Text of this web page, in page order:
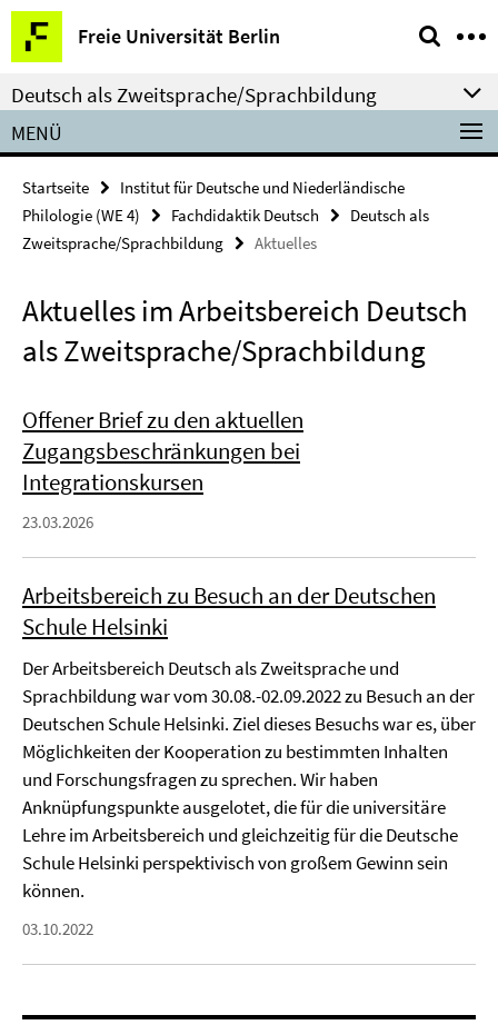
Springe
direkt
zu
Inhalt
Freie Universität Berlin
Service-
Navigation
Deutsch als Zweitsprache/Sprachbildung
MENÜ
Startseite
Institut für Deutsche und Niederländische
Philologie (WE 4)
Fachdidaktik Deutsch
Deutsch als
Zweitsprache/Sprachbildung
Aktuelles
Aktuelles im Arbeitsbereich Deutsch
als Zweitsprache/Sprachbildung
Offener Brief zu den aktuellen
Zugangsbeschränkungen bei
Integrationskursen
23.03.2026
Arbeitsbereich zu Besuch an der Deutschen
Schule Helsinki
Der Arbeitsbereich Deutsch als Zweitsprache und
Sprachbildung war vom 30.08.-02.09.2022 zu Besuch an der
Deutschen Schule Helsinki. Ziel dieses Besuchs war es, über
Möglichkeiten der Kooperation zu bestimmten Inhalten
und Forschungsfragen zu sprechen. Wir haben
Anknüpfungspunkte ausgelotet, die für die universitäre
Lehre im Arbeitsbereich und gleichzeitig für die Deutsche
Schule Helsinki perspektivisch von großem Gewinn sein
können.
03.10.2022